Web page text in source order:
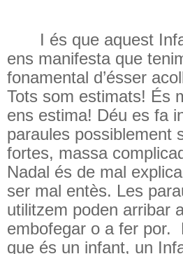
I és que aquest
ens manifesta que
fonamental d’ésser
Tots som estimats! És
ens estima! Déu es fa
paraules possiblement
fortes, massa
Nadal és de mal
ser mal entès. Les
utilitzem poden arribar
embofegar o a fer por.
que és un infant, un